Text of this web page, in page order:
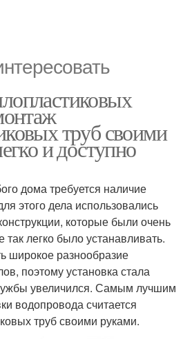
труб своими
и доступно
дома требуется наличие
этого дела использовались
которые были очень
легко было устанавливать.
широкое разнообразие
поэтому установка стала
увеличился. Самым лучшим
водопровода считается
труб своими руками.